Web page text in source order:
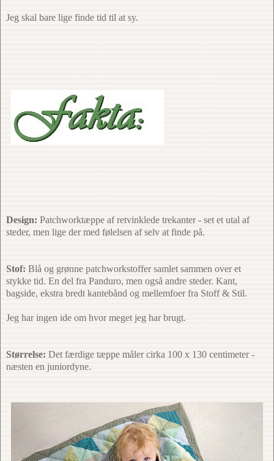
Jeg skal bare lige finde tid til at sy.
Design: Patchworktæppe af retvinklede trekanter - set et utal af
steder, men lige der med følelsen af selv at finde på.
Stof: Blå og grønne patchworkstoffer samlet sammen over et
stykke tid. En del fra Panduro, men også andre steder. Kant,
bagside, ekstra bredt kantebånd og mellemfoer fra Stoff & Stil.
Jeg har ingen ide om hvor meget jeg har brugt.
Størrelse: Det færdige tæppe måler cirka 100 x 130 centimeter -
næsten en juniordyne.